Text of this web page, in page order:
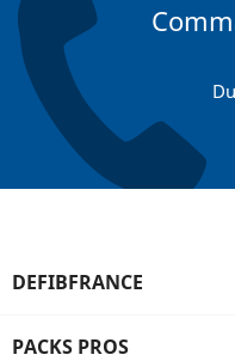
DEFIBFRANCE
PACKS PROS